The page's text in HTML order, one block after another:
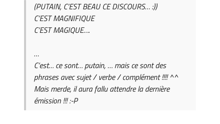
(PUTAIN, C’EST BEAU CE DISCOURS… :))
C’EST MAGNIFIQUE
C’EST MAGIQUE….
…
C’est… ce sont… putain, … mais ce sont des
phrases avec sujet / verbe / complément !!!! ^^
Mais merde, il aura fallu attendre la dernière
émission !!! :-P